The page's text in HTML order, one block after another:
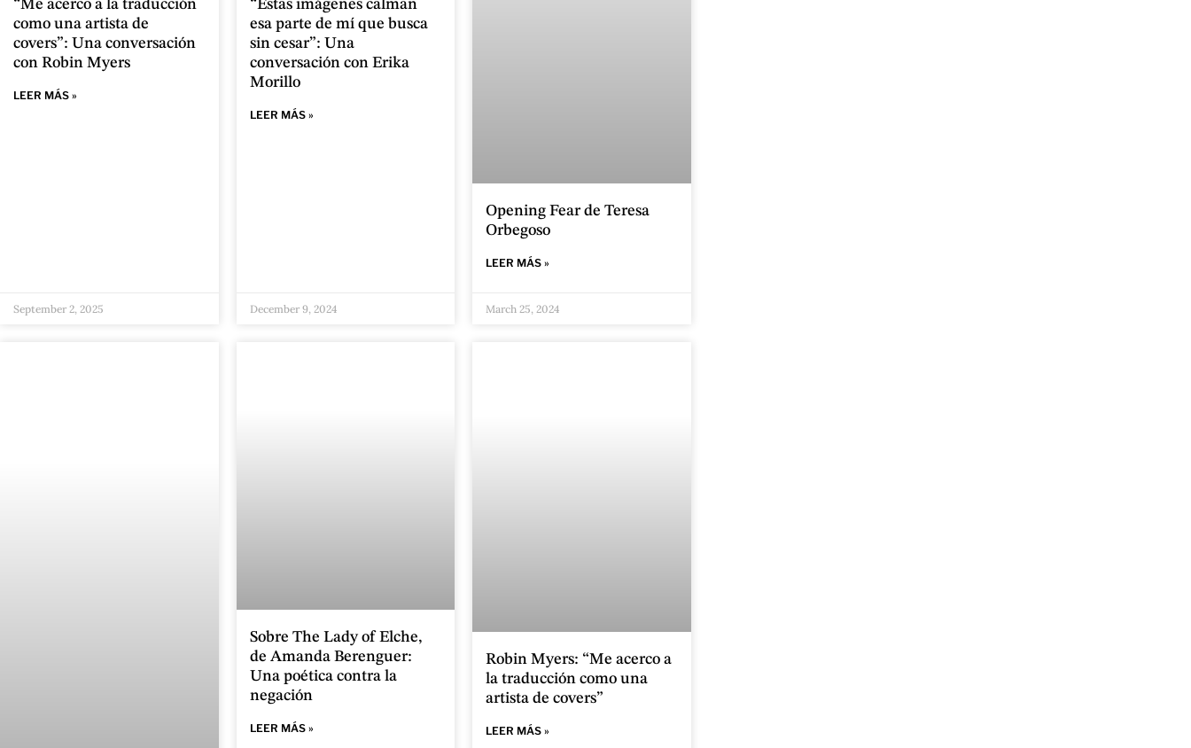
“Me acerco a la traducción
como una artista de
covers”: Una conversación
con Robin Myers
LEER MÁS »
September 2, 2025
“Estas imágenes calman
esa parte de mí que busca
sin cesar”: Una
conversación con Erika
Morillo
LEER MÁS »
December 9, 2024
Opening Fear de Teresa
Orbegoso
LEER MÁS »
March 25, 2024
Sobre The Lady of Elche,
de Amanda Berenguer:
Una poética contra la
negación
LEER MÁS »
Robin Myers: “Me acerco a
la traducción como una
artista de covers”
LEER MÁS »